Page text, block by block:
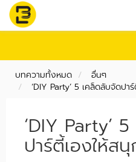
บทความทั้งหมด
อื่นๆ
‘DIY Party’ 5 เคล็ดลับจัดปา
‘DIY Party’
ปาร์ตี้เองให้ส